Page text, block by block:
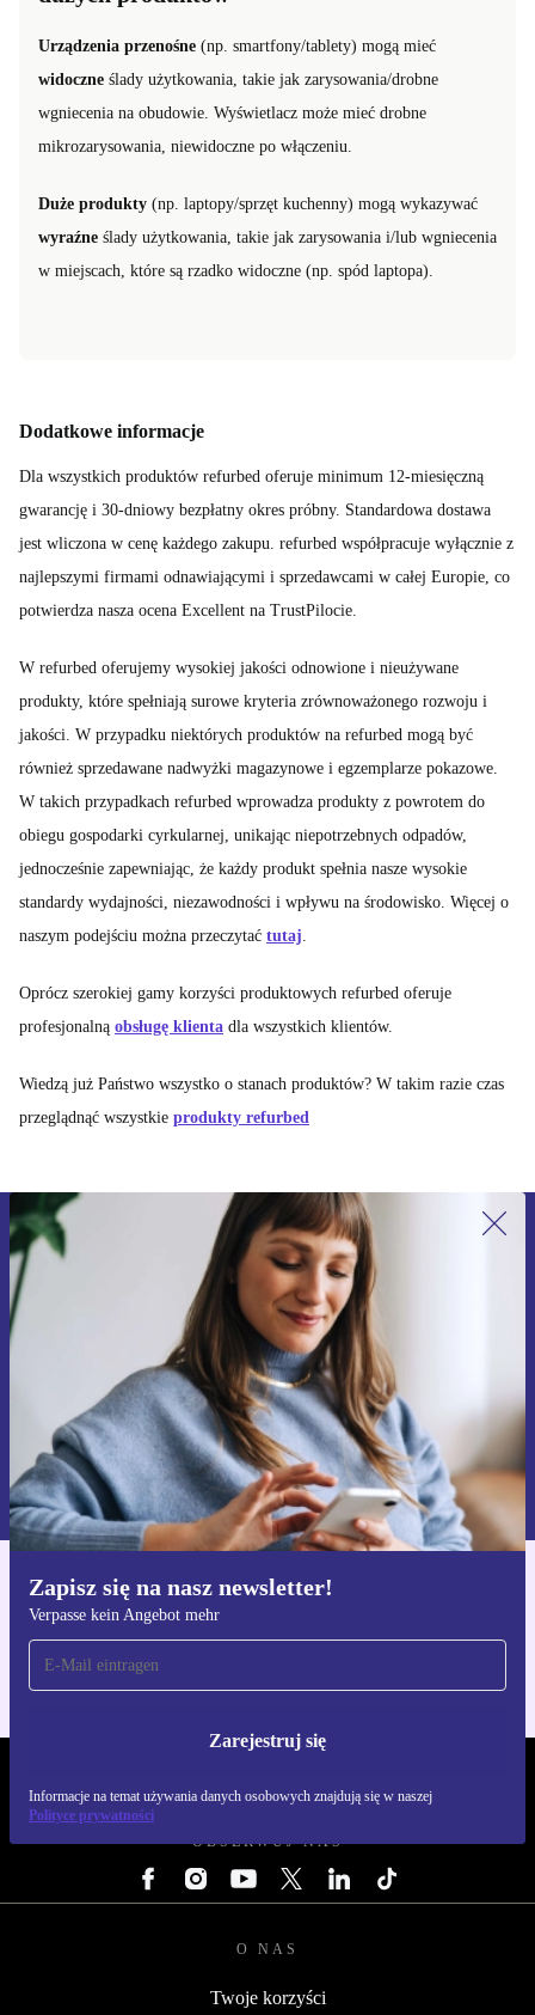
Urządzenia przenośne (np. smartfony/tablety) mogą mieć
widoczne ślady użytkowania, takie jak zarysowania/drobne
wgniecenia na obudowie. Wyświetlacz może mieć drobne
mikrozarysowania, niewidoczne po włączeniu.
Duże produkty (np. laptopy/sprzęt kuchenny) mogą wykazywać
wyraźne ślady użytkowania, takie jak zarysowania i/lub wgniecenia
w miejscach, które są rzadko widoczne (np. spód laptopa).
Dodatkowe informacje
Dla wszystkich produktów refurbed oferuje minimum 12-miesięczną
gwarancję i 30-dniowy bezpłatny okres próbny. Standardowa dostawa
jest wliczona w cenę każdego zakupu. refurbed współpracuje wyłącznie z
najlepszymi firmami odnawiającymi i sprzedawcami w całej Europie, co
potwierdza nasza ocena Excellent na TrustPilocie.
W refurbed oferujemy wysokiej jakości odnowione i nieużywane
produkty, które spełniają surowe kryteria zrównoważonego rozwoju i
jakości. W przypadku niektórych produktów na refurbed mogą być
również sprzedawane nadwyżki magazynowe i egzemplarze pokazowe.
W takich przypadkach refurbed wprowadza produkty z powrotem do
obiegu gospodarki cyrkularnej, unikając niepotrzebnych odpadów,
jednocześnie zapewniając, że każdy produkt spełnia nasze wysokie
standardy wydajności, niezawodności i wpływu na środowisko. Więcej o
naszym podejściu można przeczytać tutaj.
Oprócz szerokiej gamy korzyści produktowych refurbed oferuje
profesjonalną obsługę klienta dla wszystkich klientów.
Wiedzą już Państwo wszystko o stanach produktów? W takim razie czas
przeglądnąć wszystkie produkty refurbed
Zapisz się na nasz newsletter!
Verpasse kein Angebot mehr
Zarejestruj się
Informacje na temat używania danych osobowych znajdują się w naszej
Polityce prywatności
Zapisz się na nasz newsletter!
Nie przegap żadnej oferty.
Zarejestruj się
Informacje na temat używania danych osobowych znajdują się w
naszej
Polityce prywatności
Pobierz aplikację refurbed
Dla iOS i Android
OBSERWUJ NAS
O NAS
Twoje korzyści